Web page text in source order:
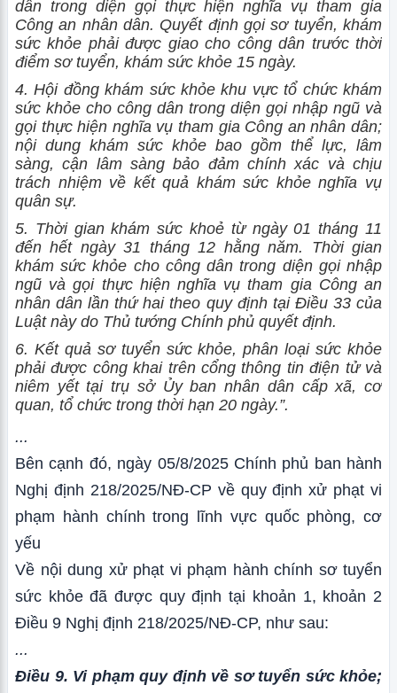
dân trong diện gọi thực hiện nghĩa vụ tham gia
Công an nhân dân. Quyết định gọi sơ tuyển, khám
sức khỏe phải được giao cho công dân trước thời
điểm sơ tuyển, khám sức khỏe 15 ngày.
4. Hội đồng khám sức khỏe khu vực tổ chức khám
sức khỏe cho công dân trong diện gọi nhập ngũ và
gọi thực hiện nghĩa vụ tham gia Công an nhân dân;
nội dung khám sức khỏe bao gồm thể lực, lâm
sàng, cận lâm sàng bảo đảm chính xác và chịu
trách nhiệm về kết quả khám sức khỏe nghĩa vụ
quân sự.
5. Thời gian khám sức khoẻ từ ngày 01 tháng 11
đến hết ngày 31 tháng 12 hằng năm. Thời gian
khám sức khỏe cho công dân trong diện gọi nhập
ngũ và gọi thực hiện nghĩa vụ tham gia Công an
nhân dân lần thứ hai theo quy định tại Điều 33 của
Luật này do Thủ tướng Chính phủ quyết định.
6. Kết quả sơ tuyển sức khỏe, phân loại sức khỏe
phải được công khai trên cổng thông tin điện tử và
niêm yết tại trụ sở Ủy ban nhân dân cấp xã, cơ
quan, tổ chức trong thời hạn 20 ngày.”.
...
Bên cạnh đó, ngày 05/8/2025 Chính phủ ban hành
Nghị định 218/2025/NĐ-CP về quy định xử phạt vi
phạm hành chính trong lĩnh vực quốc phòng, cơ
yếu
Về nội dung xử phạt vi phạm hành chính sơ tuyển
sức khỏe đã được quy định tại khoản 1, khoản 2
Điều 9 Nghị định 218/2025/NĐ-CP, như sau:
...
Điều 9. Vi phạm quy định về sơ tuyển sức khỏe;